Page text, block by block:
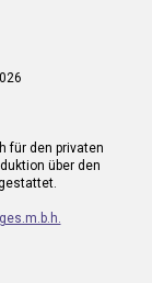
für den privaten
über den